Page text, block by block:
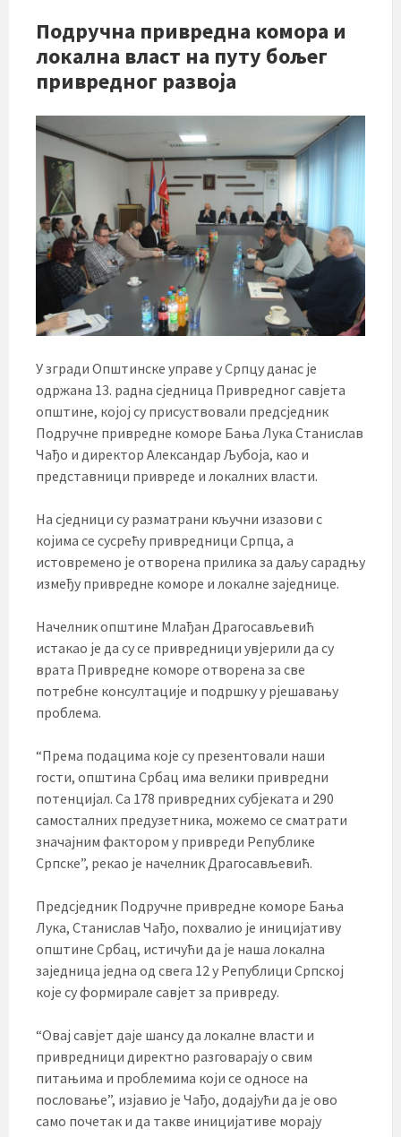
Подручна привредна комора и
локална власт на путу бољег
привредног развоја
У згради Општинске управе у Српцу данас је
одржана 13. радна сједница Привредног савјета
општине, којој су присуствовали предсједник
Подручне привредне коморе Бања Лука Станислав
Чађо и директор Александар Љубоја, као и
представници привреде и локалних власти.
На сједници су разматрани кључни изазови с
којима се сусрећу привредници Српца, а
истовремено је отворена прилика за даљу сарадњу
између привредне коморе и локалне заједнице.
Начелник општине Млађан Драгосављевић
истакао је да су се привредници увјерили да су
врата Привредне коморе отворена за све
потребне консултације и подршку у рјешавању
проблема.
“Према подацима које су презентовали наши
гости, општина Србац има велики привредни
потенцијал. Са 178 привредних субјеката и 290
самосталних предузетника, можемо се сматрати
значајним фактором у привреди Републике
Српске”, рекао је начелник Драгосављевић.
Предсједник Подручне привредне коморе Бања
Лука, Станислав Чађо, похвалио је иницијативу
општине Србац, истичући да је наша локална
заједница једна од свега 12 у Републици Српској
које су формирале савјет за привреду.
“Овај савјет даје шансу да локалне власти и
привредници директно разговарају о свим
питањима и проблемима који се односе на
пословање”, изјавио је Чађо, додајући да је ово
само почетак и да такве иницијативе морају